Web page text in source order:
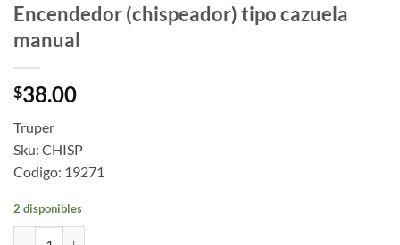
Encendedor (chispeador) tipo cazuela
manual
$38.00
Truper
Sku: CHISP
Codigo: 19271
2 disponibles